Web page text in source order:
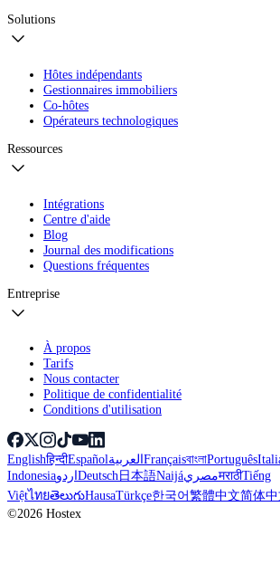
Solutions
Hôtes indépendants
Gestionnaires immobiliers
Co-hôtes
Opérateurs technologiques
Ressources
Intégrations
Centre d'aide
Blog
Journal des modifications
Questions fréquentes
Entreprise
À propos
Tarifs
Nous contacter
Politique de confidentialité
Conditions d'utilisation
Englishहिन्दीEspañolالعربيةFrançaisবাংলাPortuguês
IndonesiaاردوDeutsch日本語NaijáمصريमराठीTiếng
ViệtไทยతెలుగుHausaTürkçe한국어繁體中文简体中
©2026 Hostex